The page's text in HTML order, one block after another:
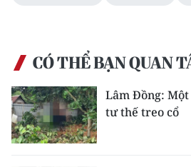
CÓ THỂ BẠN QUAN
Lâm Đồng:
tư thế treo cổ